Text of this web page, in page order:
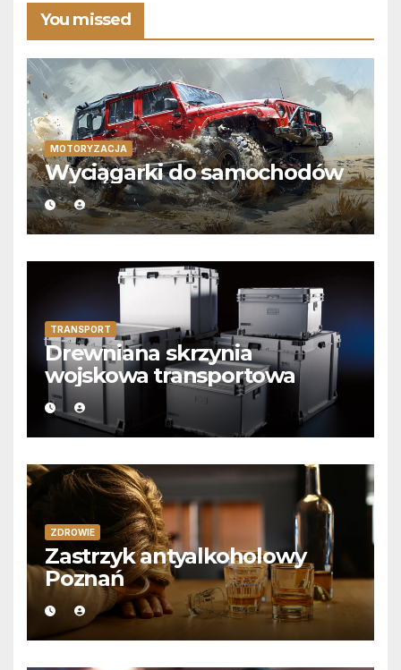
You missed
MOTORYZACJA
Wyciągarki do samochodów
TRANSPORT
Drewniana skrzynia
wojskowa transportowa
ZDROWIE
Zastrzyk antyalkoholowy
Poznań